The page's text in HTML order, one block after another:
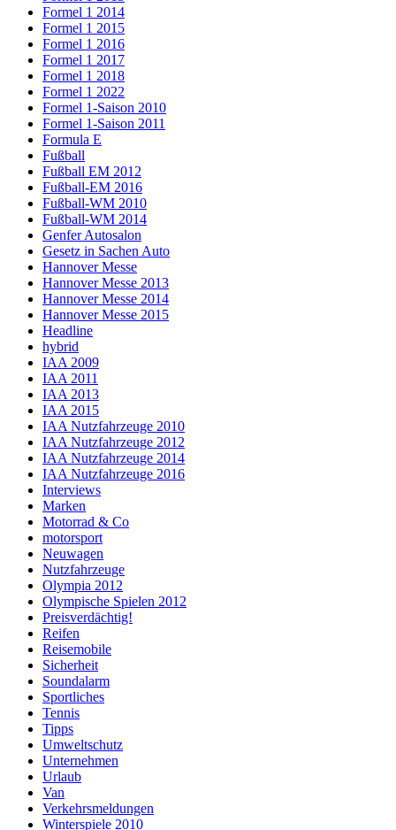
Formel 1 2014
Formel 1 2015
Formel 1 2016
Formel 1 2017
Formel 1 2018
Formel 1 2022
Formel 1-Saison 2010
Formel 1-Saison 2011
Formula E
Fußball
Fußball EM 2012
Fußball-EM 2016
Fußball-WM 2010
Fußball-WM 2014
Genfer Autosalon
Gesetz in Sachen Auto
Hannover Messe
Hannover Messe 2013
Hannover Messe 2014
Hannover Messe 2015
Headline
hybrid
IAA 2009
IAA 2011
IAA 2013
IAA 2015
IAA Nutzfahrzeuge 2010
IAA Nutzfahrzeuge 2012
IAA Nutzfahrzeuge 2014
IAA Nutzfahrzeuge 2016
Interviews
Marken
Motorrad & Co
motorsport
Neuwagen
Nutzfahrzeuge
Olympia 2012
Olympische Spielen 2012
Preisverdächtig!
Reifen
Reisemobile
Sicherheit
Soundalarm
Sportliches
Tennis
Tipps
Umweltschutz
Unternehmen
Urlaub
Van
Verkehrsmeldungen
Winterspiele 2010